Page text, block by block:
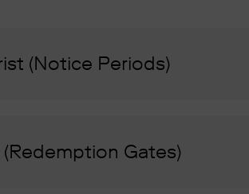
(Notice Periods)
Gates)